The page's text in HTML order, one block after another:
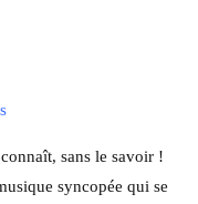
sans le savoir !
syncopée qui se